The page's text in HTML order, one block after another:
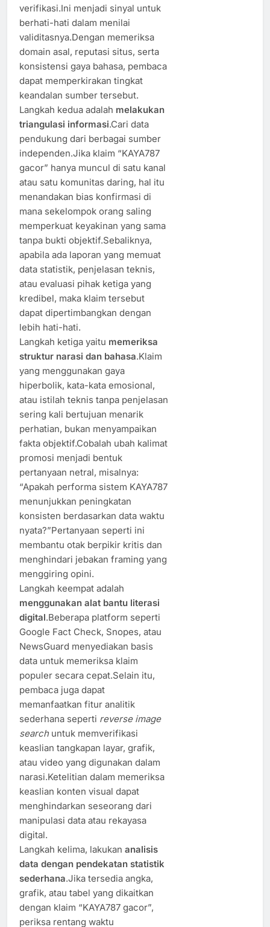
verifikasi.Ini menjadi sinyal untuk
berhati-hati dalam menilai
validitasnya.Dengan memeriksa
domain asal, reputasi situs, serta
konsistensi gaya bahasa, pembaca
dapat memperkirakan tingkat
keandalan sumber tersebut.
Langkah kedua adalah melakukan
triangulasi informasi.Cari data
pendukung dari berbagai sumber
independen.Jika klaim “KAYA787
gacor” hanya muncul di satu kanal
atau satu komunitas daring, hal itu
menandakan bias konfirmasi di
mana sekelompok orang saling
memperkuat keyakinan yang sama
tanpa bukti objektif.Sebaliknya,
apabila ada laporan yang memuat
data statistik, penjelasan teknis,
atau evaluasi pihak ketiga yang
kredibel, maka klaim tersebut
dapat dipertimbangkan dengan
lebih hati-hati.
Langkah ketiga yaitu memeriksa
struktur narasi dan bahasa.Klaim
yang menggunakan gaya
hiperbolik, kata-kata emosional,
atau istilah teknis tanpa penjelasan
sering kali bertujuan menarik
perhatian, bukan menyampaikan
fakta objektif.Cobalah ubah kalimat
promosi menjadi bentuk
pertanyaan netral, misalnya:
“Apakah performa sistem KAYA787
menunjukkan peningkatan
konsisten berdasarkan data waktu
nyata?”Pertanyaan seperti ini
membantu otak berpikir kritis dan
menghindari jebakan framing yang
menggiring opini.
Langkah keempat adalah
menggunakan alat bantu literasi
digital.Beberapa platform seperti
Google Fact Check, Snopes, atau
NewsGuard menyediakan basis
data untuk memeriksa klaim
populer secara cepat.Selain itu,
pembaca juga dapat
memanfaatkan fitur analitik
sederhana seperti reverse image
search untuk memverifikasi
keaslian tangkapan layar, grafik,
atau video yang digunakan dalam
narasi.Ketelitian dalam memeriksa
keaslian konten visual dapat
menghindarkan seseorang dari
manipulasi data atau rekayasa
digital.
Langkah kelima, lakukan analisis
data dengan pendekatan statistik
sederhana.Jika tersedia angka,
grafik, atau tabel yang dikaitkan
dengan klaim “KAYA787 gacor”,
periksa rentang waktu